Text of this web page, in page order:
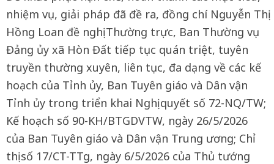
nhiệm vụ, giải pháp đã đề ra, đồng chí Nguyễn Thị
Hồng Loan đề nghị Thường trực, Ban Thường vụ
Đảng ủy xã Hòn Đất tiếp tục quán triệt, tuyên
truyền thường xuyên, liên tục, đa dạng về các kế
hoạch của Tỉnh ủy, Ban Tuyên giáo và Dân vận
Tỉnh ủy trong triển khai Nghị quyết số 72-NQ/TW;
Kế hoạch số 90-KH/BTGDVTW, ngày 26/5/2026
của Ban Tuyên giáo và Dân vận Trung ương; Chỉ
thị số 17/CT-TTg, ngày 6/5/2026 của Thủ tướng